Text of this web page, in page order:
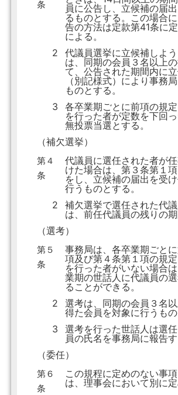
条
員に公告し、立候補の届
るものとする。この場合
告の方法は定款第41条に
による。
2
代議員選挙に立候補しよ
は、同期の会員３名以上
て、公告された期間内に
（別記様式）により事務
ものとする。
3
各卒業期ごとに前項の規
を行った者が定数を下回っ
無投票当選とする。
（補欠選挙）
第４
条
代議員に選任された者が
けた場合は、第３条第１
をし、立候補の届出を受
行うものとする。
2
補欠選挙で選任された代
は、前任代議員の残りの期
（選考）
第５
条
事務局は、各卒業期ごと
項及び第４条第１項の規
を行った者がいない場合
業期の世話人に代議員の
ることができる。
2
選考は、同期の会員３名
得た会員を対象に行うもの
3
選考を行った世話人は選
員の氏名を事務局に報告す
（委任）
第６
条
この規程に定めのない事
は、理事会において別に定